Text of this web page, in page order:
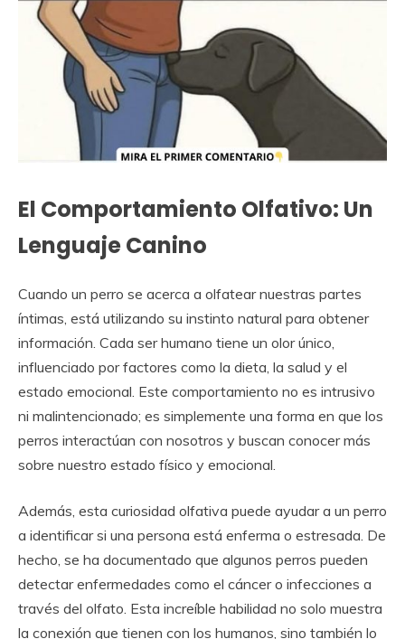
El Comportamiento Olfativo: Un
Lenguaje Canino
Cuando un perro se acerca a olfatear nuestras partes
íntimas, está utilizando su instinto natural para obtener
información. Cada ser humano tiene un olor único,
influenciado por factores como la dieta, la salud y el
estado emocional. Este comportamiento no es intrusivo
ni malintencionado; es simplemente una forma en que los
perros interactúan con nosotros y buscan conocer más
sobre nuestro estado físico y emocional.
Además, esta curiosidad olfativa puede ayudar a un perro
a identificar si una persona está enferma o estresada. De
hecho, se ha documentado que algunos perros pueden
detectar enfermedades como el cáncer o infecciones a
través del olfato. Esta increíble habilidad no solo muestra
la conexión que tienen con los humanos, sino también lo